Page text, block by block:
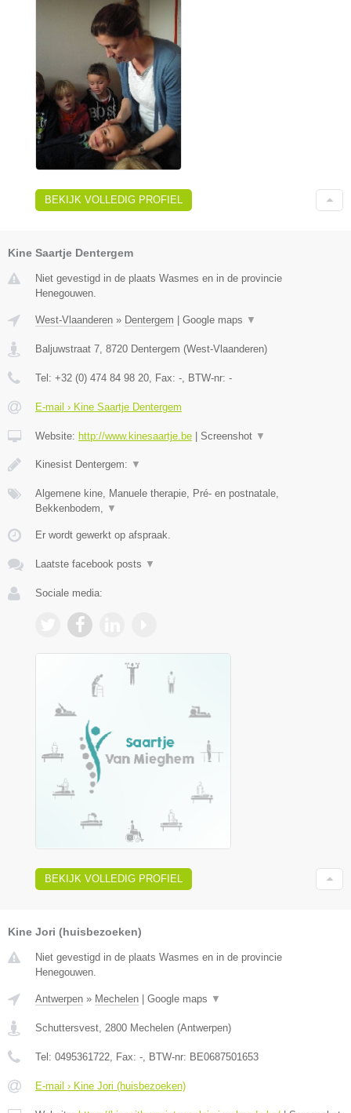
BEKIJK VOLLEDIG PROFIEL
Kine Saartje Dentergem
Niet gevestigd in de plaats Wasmes en in de provincie
Henegouwen.
West-Vlaanderen » Dentergem | Google maps ▼
Baljuwstraat 7 8720 Dentergem (West-Vlaanderen)
Tel: +32 (0) 474 84 98 20 , Fax: - , BTW-nr: -
E-mail › Kine Saartje Dentergem
Website: http://www.kinesaartje.be | Screenshot ▼
Kinesist Dentergem: ▼
Algemene kine, Manuele therapie, Pré- en postnatale,
Bekkenbodem,
▼
Er wordt gewerkt op afspraak.
Laatste facebook posts ▼
Sociale media:
BEKIJK VOLLEDIG PROFIEL
Kine Jori (huisbezoeken)
Niet gevestigd in de plaats Wasmes en in de provincie
Henegouwen.
Antwerpen » Mechelen | Google maps ▼
Schuttersvest 2800 Mechelen (Antwerpen)
Tel: 0495361722 , Fax: - , BTW-nr: BE0687501653
E-mail › Kine Jori (huisbezoeken)